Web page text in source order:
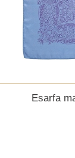
Esarfa